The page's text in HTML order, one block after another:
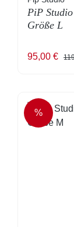
PiP
Größe L
95,00 €
RABATT
%